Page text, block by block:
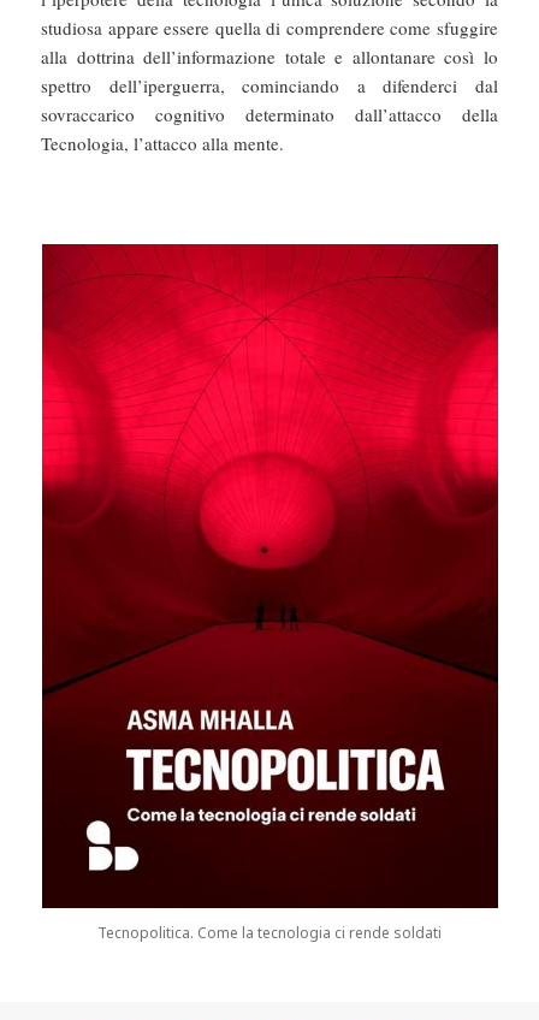
studiosa appare essere quella di comprendere come sfuggire
alla dottrina dell’informazione totale e allontanare così lo
spettro dell’iperguerra, cominciando a difenderci dal
sovraccarico cognitivo determinato dall’attacco della
Tecnologia, l’attacco alla mente.
Tecnopolitica. Come la tecnologia ci rende soldati